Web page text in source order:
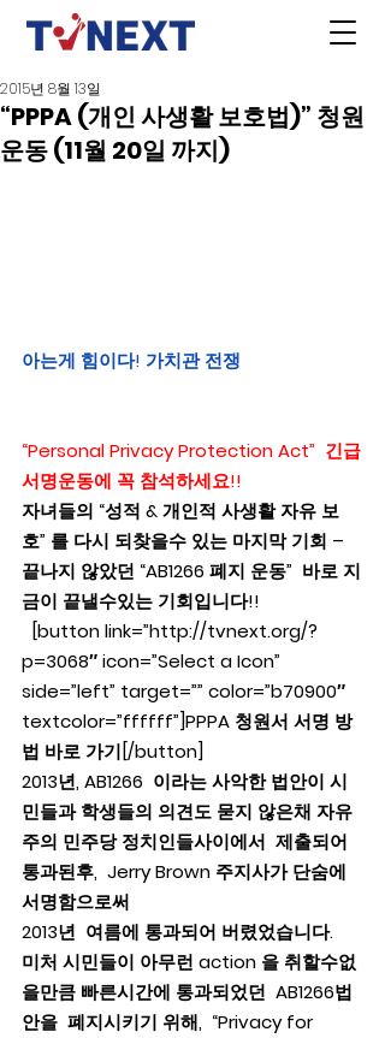
“PPPA (개인 사생활 보호법)” 청원
운동 (11월 20일 까지)
2015년 8월 13일
아는게 힘이다! 가치관 전쟁
“Personal Privacy Protection Act”  긴급
서명운동에 꼭 참석하세요!!
자녀들의 “성적 & 개인적 사생활 자유 보
호” 를 다시 되찾을수 있는 마지막 기회 –
끝나지 않았던 “AB1266 폐지 운동”  바로 지
금이 끝낼수있는 기회입니다!!
p=3068″ icon=”Select a Icon”
side=”left” target=”” color=”b70900″
textcolor=”ffffff”]PPPA 청원서 서명 방
법 바로 가기[/button]
2013년, AB1266  이라는 사악한 법안이 시
민들과 학생들의 의견도 묻지 않은채 자유
주의 민주당 정치인들사이에서  제출되어
통과된후,  Jerry Brown 주지사가 단숨에
서명함으로써
2013년  여름에 통과되어 버렸었습니다.
미처 시민들이 아무런 action 을 취할수없
을만큼 빠른시간에 통과되었던  AB1266법
안을  폐지시키기 위해,  “Privacy for